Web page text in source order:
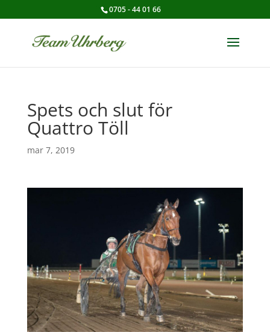
0705 - 44 01 66
Spets och slut för
Quattro Töll
mar 7, 2019